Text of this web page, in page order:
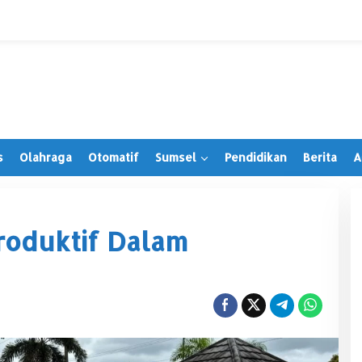
Olahraga Otomatif Sumsel Pendidikan Berita
Dalam
Irwansyah Terima PAW, Tegaskan
Di Muratara, Politik | 28 Juni 2026